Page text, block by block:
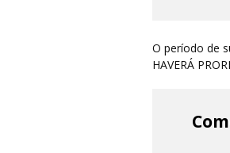
O período de
HAVERÁ